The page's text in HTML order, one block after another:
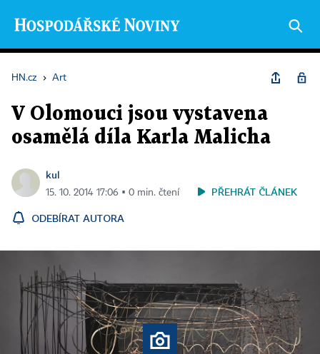
HN.cz › Art
V Olomouci jsou vystavena
osamělá díla Karla Malicha
kul
15. 10. 2014 17:06 ▪ 0 min. čtení PŘEHRÁT ČLÁNEK
ODEBÍRAT AUTORA